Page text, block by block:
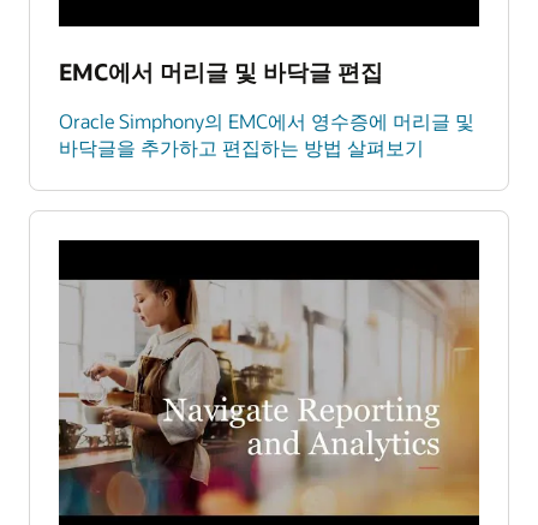
EMC에서 머리글 및 바닥글 편집
Oracle Simphony의 EMC에서 영수증에 머리글 및
바닥글을 추가하고 편집하는 방법 살펴보기